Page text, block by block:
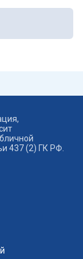
437 (2) ГК РФ.